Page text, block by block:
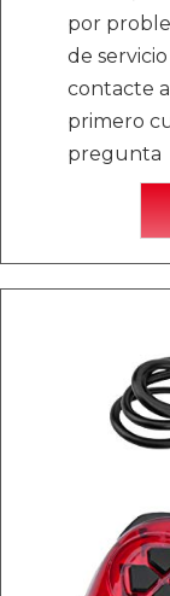
por
de
contacte
primero
pregunta